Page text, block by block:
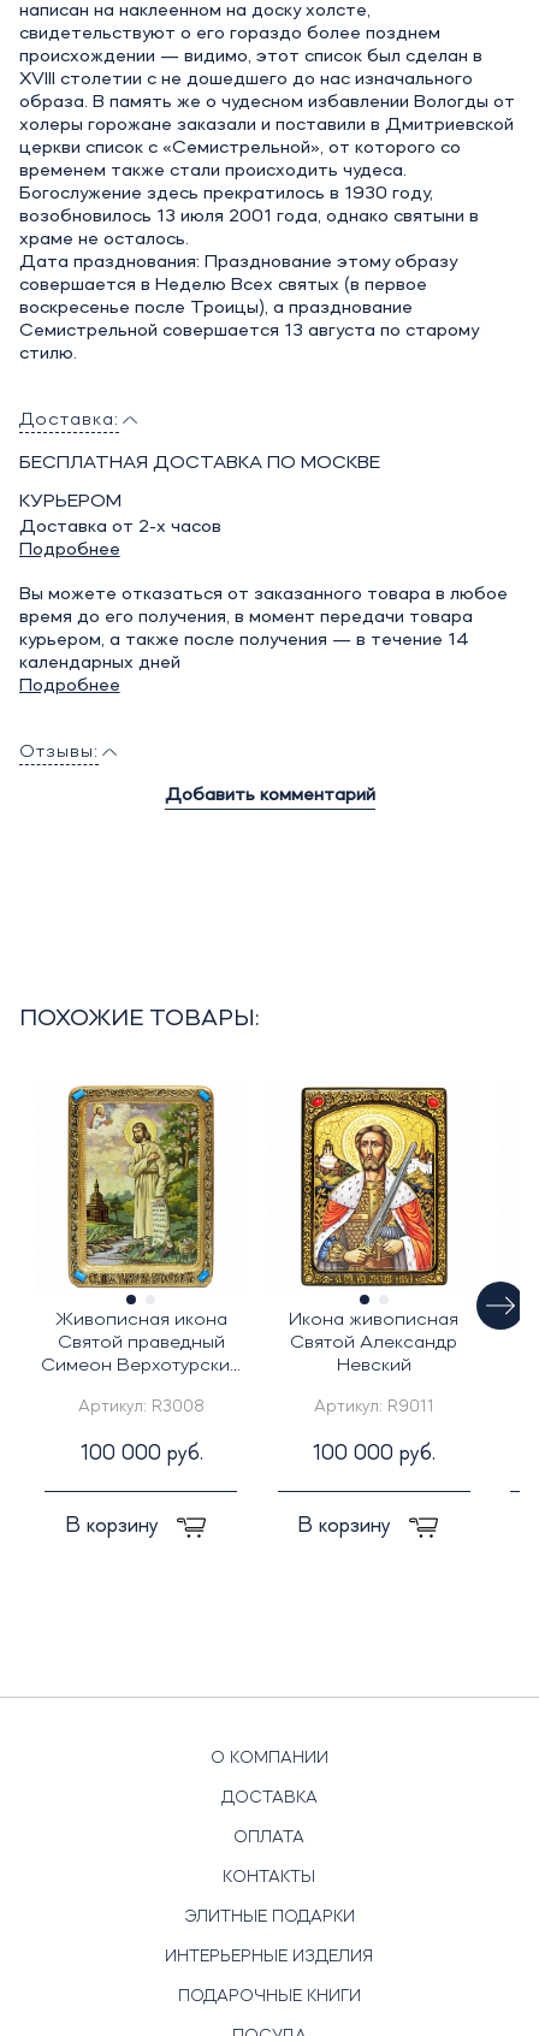
написан на наклеенном на доску холсте,
свидетельствуют о его гораздо более позднем
происхождении — видимо, этот список был сделан в
XVIII столетии с не дошедшего до нас изначального
образа. В память же о чудесном избавлении Вологды от
холеры горожане заказали и поставили в Дмитриевской
церкви список с «Семистрельной», от которого со
временем также стали происходить чудеса.
Богослужение здесь прекратилось в 1930 году,
возобновилось 13 июля 2001 года, однако святыни в
храме не осталось.
Дата празднования: Празднование этому образу
совершается в Неделю Всех святых (в первое
воскресенье после Троицы), а празднование
Семистрельной совершается 13 августа по старому
стилю.
Доставка:
БЕСПЛАТНАЯ ДОСТАВКА ПО МОСКВЕ
КУРЬЕРОМ
Доставка от 2-х часов
Подробнее
Вы можете отказаться от заказанного товара в любое
время до его получения, в момент передачи товара
курьером, а также после получения — в течение 14
календарных дней
Подробнее
Отзывы:
Добавить комментарий
ПОХОЖИЕ ТОВАРЫ:
Живописная икона
Святой праведный
Симеон Верхотурский
Артикул: R3008
100 000 руб.
В корзину
Икона живописная
Святой Александр
Невский
Артикул: R9011
100 000 руб.
В корзину
О КОМПАНИИ
ДОСТАВКА
ОПЛАТА
КОНТАКТЫ
ЭЛИТНЫЕ ПОДАРКИ
ИНТЕРЬЕРНЫЕ ИЗДЕЛИЯ
ПОДАРОЧНЫЕ КНИГИ